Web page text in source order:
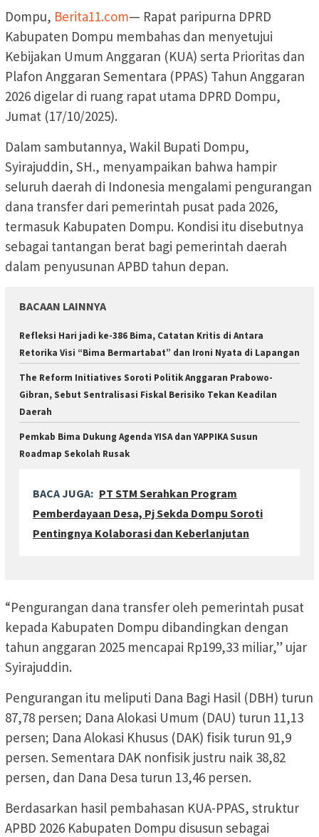
Dompu, Berita11.com— Rapat paripurna DPRD
Kabupaten Dompu membahas dan menyetujui
Kebijakan Umum Anggaran (KUA) serta Prioritas dan
Plafon Anggaran Sementara (PPAS) Tahun Anggaran
2026 digelar di ruang rapat utama DPRD Dompu,
Jumat (17/10/2025).
Dalam sambutannya, Wakil Bupati Dompu,
Syirajuddin, SH., menyampaikan bahwa hampir
seluruh daerah di Indonesia mengalami pengurangan
dana transfer dari pemerintah pusat pada 2026,
termasuk Kabupaten Dompu. Kondisi itu disebutnya
sebagai tantangan berat bagi pemerintah daerah
dalam penyusunan APBD tahun depan.
BACAAN LAINNYA
Refleksi Hari jadi ke-386 Bima, Catatan Kritis di Antara
Retorika Visi “Bima Bermartabat” dan Ironi Nyata di Lapangan
The Reform Initiatives Soroti Politik Anggaran Prabowo-
Gibran, Sebut Sentralisasi Fiskal Berisiko Tekan Keadilan
Daerah
Pemkab Bima Dukung Agenda YISA dan YAPPIKA Susun
Roadmap Sekolah Rusak
BACA JUGA: PT STM Serahkan Program
Pemberdayaan Desa, Pj Sekda Dompu Soroti
Pentingnya Kolaborasi dan Keberlanjutan
“Pengurangan dana transfer oleh pemerintah pusat
kepada Kabupaten Dompu dibandingkan dengan
tahun anggaran 2025 mencapai Rp199,33 miliar,” ujar
Syirajuddin.
Pengurangan itu meliputi Dana Bagi Hasil (DBH) turun
87,78 persen; Dana Alokasi Umum (DAU) turun 11,13
persen; Dana Alokasi Khusus (DAK) fisik turun 91,9
persen. Sementara DAK nonfisik justru naik 38,82
persen, dan Dana Desa turun 13,46 persen.
Berdasarkan hasil pembahasan KUA-PPAS, struktur
APBD 2026 Kabupaten Dompu disusun sebagai